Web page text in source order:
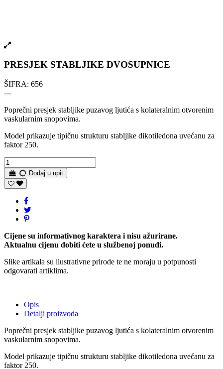
PRESJEK STABLJIKE DVOSUPNICE
ŠIFRA: 656
---
Poprečni presjek stabljike puzavog ljutića s kolateralnim otvorenim
vaskularnim snopovima.
Model prikazuje tipičnu strukturu stabljike dikotiledona uvećanu za
faktor 250.
Dodaj u upit
Cijene su informativnog karaktera i nisu ažurirane.
Aktualnu cijenu dobiti ćete u službenoj ponudi.
Slike artikala su ilustrativne prirode te ne moraju u potpunosti
odgovarati artiklima.
Opis
Detalji proizvoda
Poprečni presjek stabljike puzavog ljutića s kolateralnim otvorenim
vaskularnim snopovima.
Model prikazuje tipičnu strukturu stabljike dikotiledona uvećanu za
faktor 250.